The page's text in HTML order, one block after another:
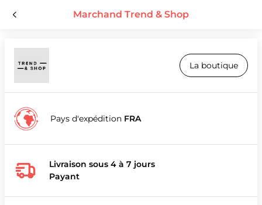
Marchand Trend & Shop
La boutique
Pays d'expédition FRA
Livraison sous 4 à 7 jours
Payant